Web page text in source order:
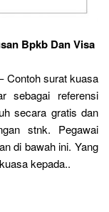
Bpkb Dan Visa
Contoh surat kuasa
sebagai referensi
secara gratis dan
stnk. Pegawai
di bawah ini. Yang
kepada..